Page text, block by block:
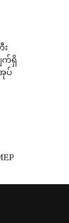
း
က်ရှိ
ပ်